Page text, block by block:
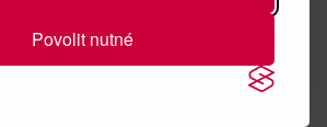
Povolit nutné